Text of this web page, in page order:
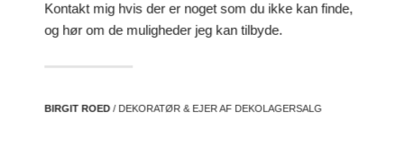
Kontakt mig hvis der er noget som du ikke kan finde,
og hør om de muligheder jeg kan tilbyde.
BIRGIT ROED/ DEKORATØR & EJER AF DEKOLAGERSALG